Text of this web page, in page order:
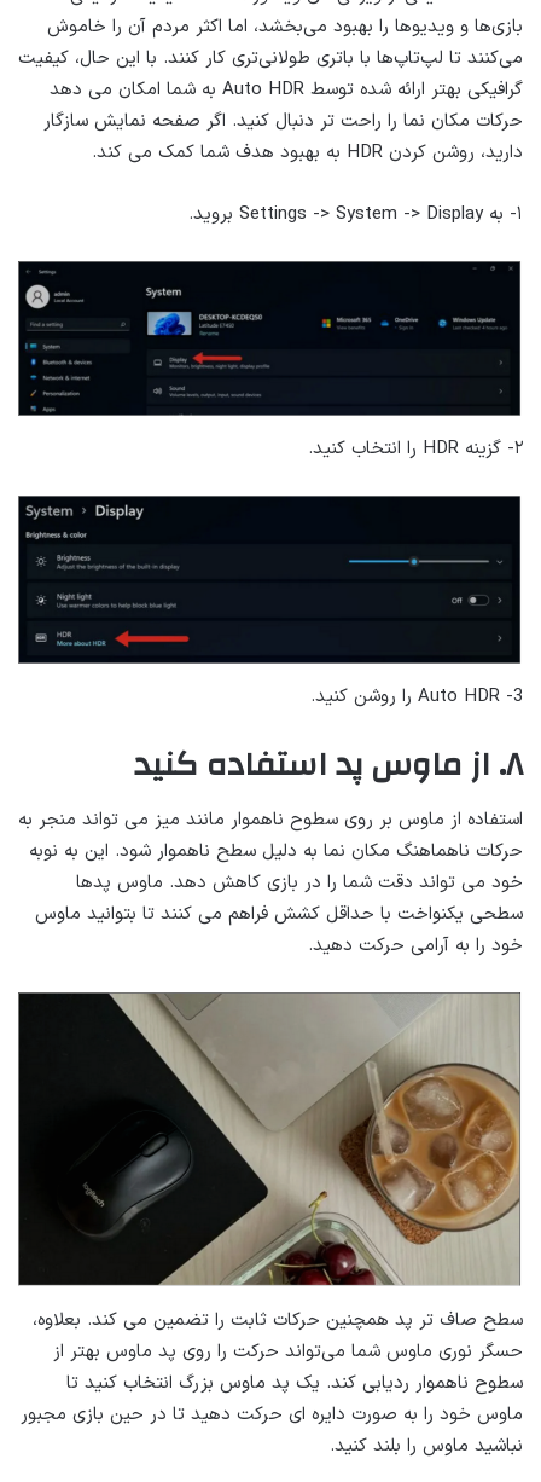
بازی‌ها و ویدیوها را بهبود می‌بخشد، اما اکثر مردم آن را خاموش
می‌کنند تا لپ‌تاپ‌ها با باتری طولانی‌تری کار کنند. با این حال، کیفیت
گرافیکی بهتر ارائه شده توسط Auto HDR به شما امکان می دهد
حرکات مکان نما را راحت تر دنبال کنید. اگر صفحه نمایش سازگار
دارید، روشن کردن HDR به بهبود هدف شما کمک می کند.
۱- به Settings -> System -> Display بروید.
۲- گزینه HDR را انتخاب کنید.
Auto HDR -3 را روشن کنید.
۸. از ماوس پد استفاده کنید
استفاده از ماوس بر روی سطوح ناهموار مانند میز می تواند منجر به
حرکات ناهماهنگ مکان نما به دلیل سطح ناهموار شود. این به نوبه
خود می تواند دقت شما را در بازی کاهش دهد. ماوس پدها
سطحی یکنواخت با حداقل کشش فراهم می کنند تا بتوانید ماوس
خود را به آرامی حرکت دهید.
سطح صاف تر پد همچنین حرکات ثابت را تضمین می کند. بعلاوه،
حسگر نوری ماوس شما می‌تواند حرکت را روی پد ماوس بهتر از
سطوح ناهموار ردیابی کند. یک پد ماوس بزرگ انتخاب کنید تا
ماوس خود را به صورت دایره ای حرکت دهید تا در حین بازی مجبور
نباشید ماوس را بلند کنید.